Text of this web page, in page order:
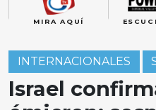
MIRA AQUÍ
INTERNACIONALES
Israel